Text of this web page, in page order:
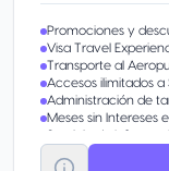
Promociones y
Visa Travel
Transporte al
Accesos ilimitados a
Administración de
Meses sin Intereses
Servicio de